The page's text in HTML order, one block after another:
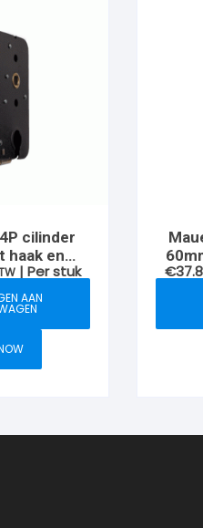
cilinder
haak en
gelakte
| Per stuk
AAN
€